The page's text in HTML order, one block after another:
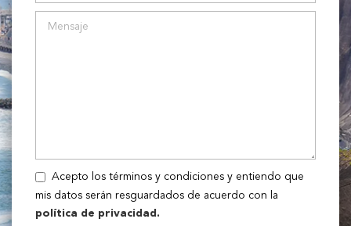
Acepto los términos y condiciones y entiendo que
mis datos serán resguardados de acuerdo con la
política de privacidad.